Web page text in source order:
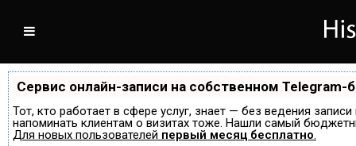
Сервис онлайн-записи на собственном Telegram-
Тот, кто работает в сфере услуг, знает — без ведения
напоминать клиентам о визитах тоже. Нашли самый
Для новых пользователей первый месяц бесплатно.